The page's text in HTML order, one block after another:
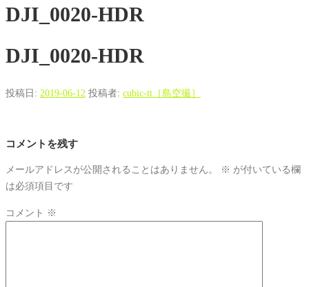
DJI_0020-HDR
DJI_0020-HDR
投稿日: 2019-06-12 投稿者: cubic-tt［島空撮］
コメントを残す
メールアドレスが公開されることはありません。 ※ が付いている欄
は必須項目です
コメント ※